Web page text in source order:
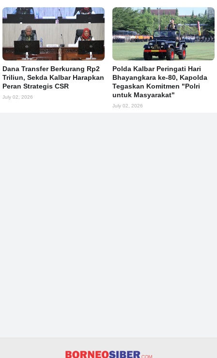
Dana Transfer Berkurang Rp2
Triliun, Sekda Kalbar Harapkan
Peran Strategis CSR
July 02, 2026
Polda Kalbar Peringati Hari
Bhayangkara ke-80, Kapolda
Tegaskan Komitmen "Polri
untuk Masyarakat"
July 02, 2026